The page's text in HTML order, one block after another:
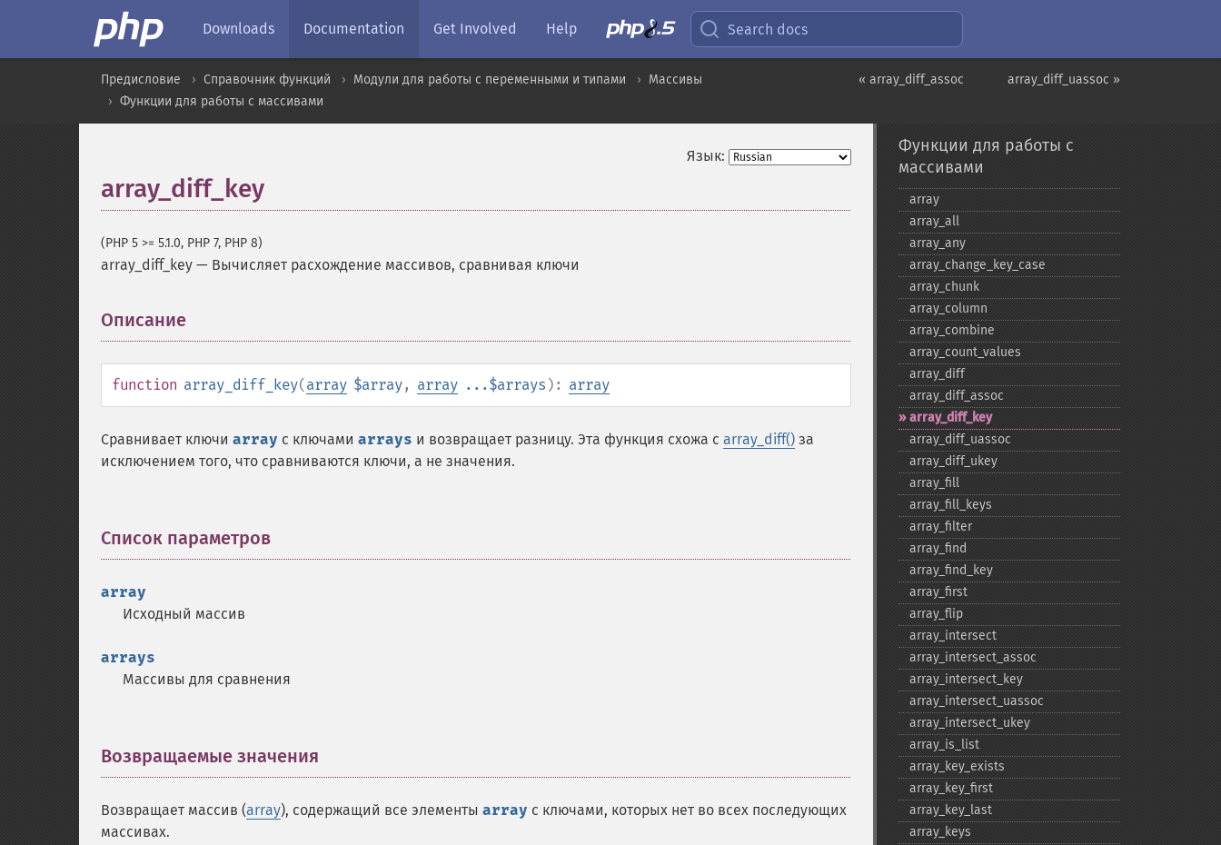
Downloads Documentation Get Involved Help Search docs
array_diff_uassoc »
« array_diff_assoc
Предисловие Справочник функций Модули для работы с переменными и типами
Массивы
Функции для работы с массивами
Язык:
array_diff_key
(PHP 5 >= 5.1.0, PHP 7, PHP 8)
array_diff_key — Вычисляет расхождение массивов, сравнивая ключи
Описание
function array_diff_key(array $array, array ...$arrays ): array
Сравнивает ключи array с ключами arrays и возвращает разницу. Эта функция схожа с array_diff() за
исключением того, что сравниваются ключи, а не значения.
Список параметров
array
Исходный массив
arrays
Массивы для сравнения
Возвращаемые значения
Возвращает массив (array), содержащий все элементы array с ключами, которых нет во всех последующих
массивах.
Функции для работы с
массивами
array
array_​all
array_​any
array_​change_​key_​case
array_​chunk
array_​column
array_​combine
array_​count_​values
array_​diff
array_​diff_​assoc
array_​diff_​key
array_​diff_​uassoc
array_​diff_​ukey
array_​fill
array_​fill_​keys
array_​filter
array_​find
array_​find_​key
array_​first
array_​flip
array_​intersect
array_​intersect_​assoc
array_​intersect_​key
array_​intersect_​uassoc
array_​intersect_​ukey
array_​is_​list
array_​key_​exists
array_​key_​first
array_​key_​last
array_​keys